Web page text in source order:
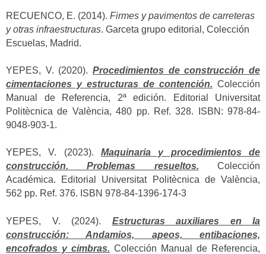
RECUENCO, E. (2014). Firmes y pavimentos de carreteras
y otras infraestructuras. Garceta grupo editorial, Colección
Escuelas, Madrid.
YEPES, V. (2020). Procedimientos de construcción de
cimentaciones y estructuras de contención. Colección
Manual de Referencia, 2ª edición. Editorial Universitat
Politècnica de València, 480 pp. Ref. 328. ISBN: 978-84-
9048-903-1.
YEPES, V. (2023). Maquinaria y procedimientos de
construcción. Problemas resueltos. Colección
Académica. Editorial Universitat Politècnica de València,
562 pp. Ref. 376. ISBN 978-84-1396-174-3
YEPES, V. (2024). Estructuras auxiliares en la
construcción: Andamios, apeos, entibaciones,
encofrados y cimbras. Colección Manual de Referencia,